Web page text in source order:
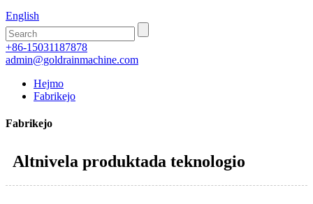
English
+86-15031187878
admin@goldrainmachine.com
Hejmo
Fabrikejo
Fabrikejo
Altnivela produktada teknologio